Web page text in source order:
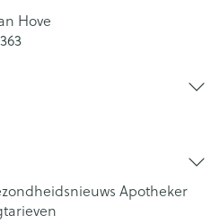
Hove
Apotheker